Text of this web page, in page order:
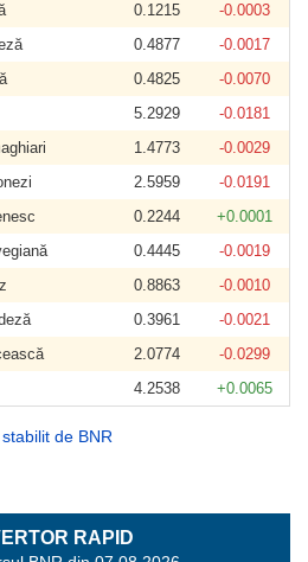
0.1215
-0.0003
0.4877
-0.0017
0.4825
-0.0070
5.2929
-0.0181
1.4773
-0.0029
2.5959
-0.0191
0.2244
+0.0001
0.4445
-0.0019
0.8863
-0.0010
0.3961
-0.0021
2.0774
-0.0299
4.2538 +0.0065
de BNR
RAPID